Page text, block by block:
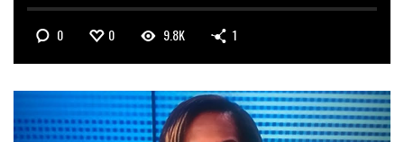
0 0 9.8K 1